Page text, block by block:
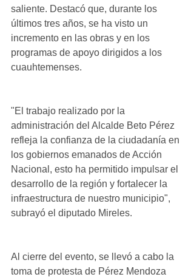
saliente. Destacó que, durante los
últimos tres años, se ha visto un
incremento en las obras y en los
programas de apoyo dirigidos a los
cuauhtemenses.
"El trabajo realizado por la
administración del Alcalde Beto Pérez
refleja la confianza de la ciudadanía en
los gobiernos emanados de Acción
Nacional, esto ha permitido impulsar el
desarrollo de la región y fortalecer la
infraestructura de nuestro municipio",
subrayó el diputado Mireles.
Al cierre del evento, se llevó a cabo la
toma de protesta de Pérez Mendoza